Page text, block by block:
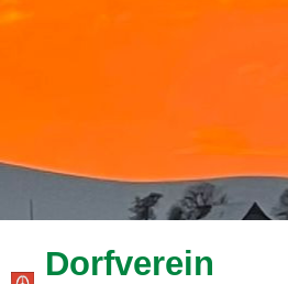
Dorfverein